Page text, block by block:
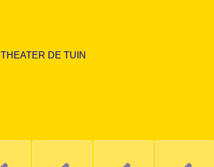
THEATER DE TUIN